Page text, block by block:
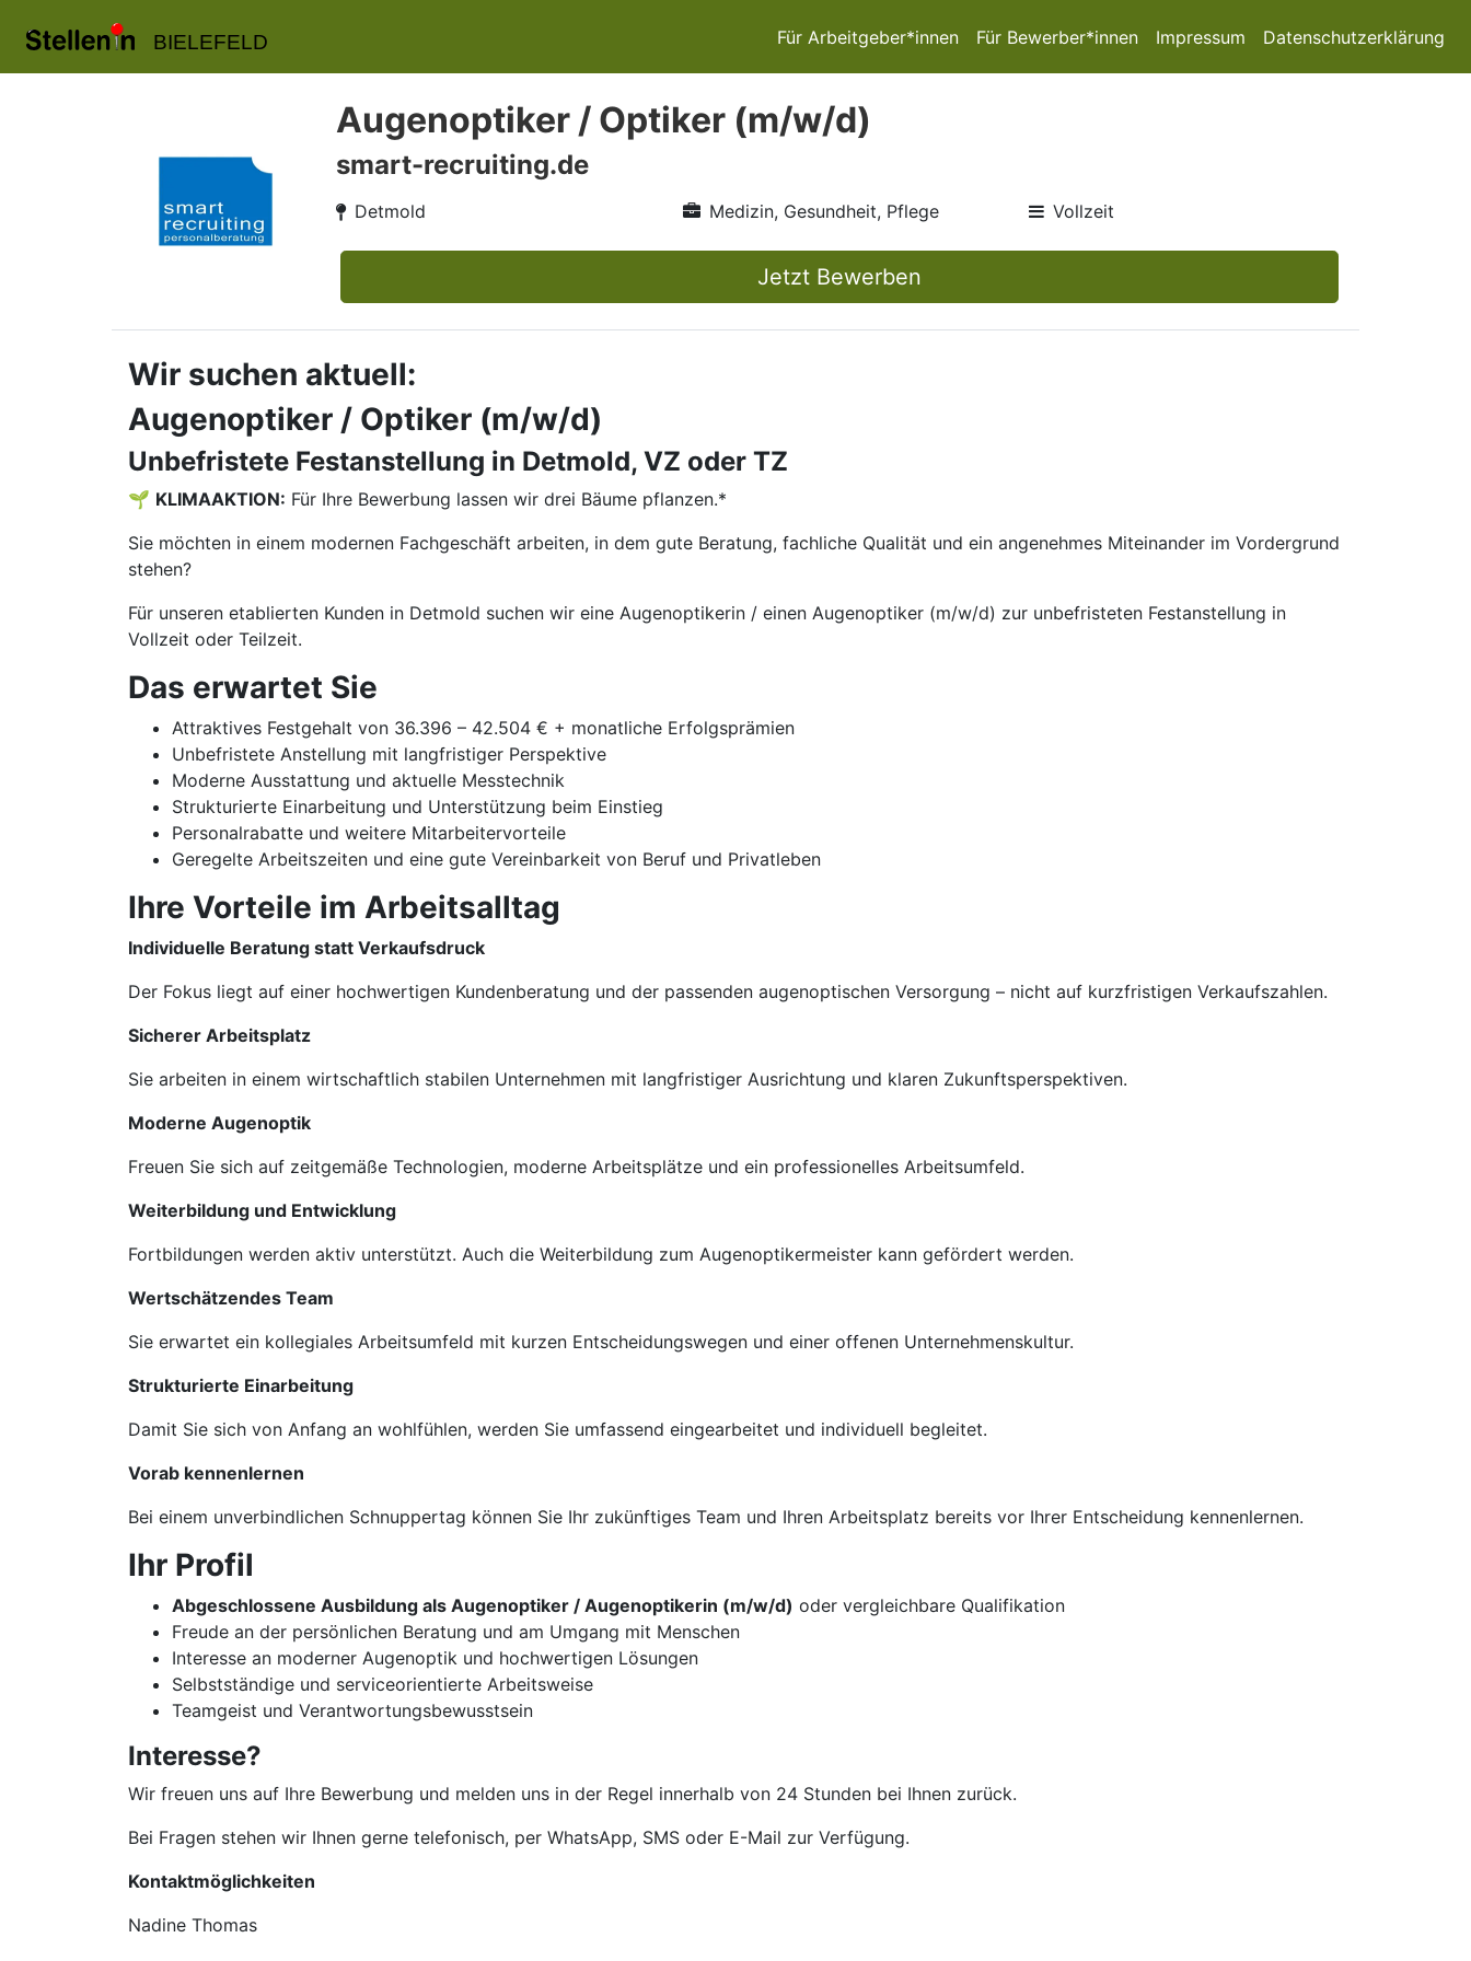
BIELEFELD Für Arbeitgeber*innen Für Bewerber*innen Impressum Datenschutzerklärung
Augenoptiker / Optiker (m/w/d)
smart-recruiting.de
Detmold Medizin, Gesundheit, Pflege Vollzeit
Jetzt Bewerben
Wir suchen aktuell:
Augenoptiker / Optiker (m/w/d)
Unbefristete Festanstellung in Detmold, VZ oder TZ
🌱 KLIMAAKTION: Für Ihre Bewerbung lassen wir drei Bäume pflanzen.*
Sie möchten in einem modernen Fachgeschäft arbeiten, in dem gute Beratung, fachliche Qualität und ein angenehmes Miteinander im Vordergrund
stehen?
Für unseren etablierten Kunden in Detmold suchen wir eine Augenoptikerin / einen Augenoptiker (m/w/d) zur unbefristeten Festanstellung in
Vollzeit oder Teilzeit.
Das erwartet Sie
Attraktives Festgehalt von 36.396 – 42.504 € + monatliche Erfolgsprämien
Unbefristete Anstellung mit langfristiger Perspektive
Moderne Ausstattung und aktuelle Messtechnik
Strukturierte Einarbeitung und Unterstützung beim Einstieg
Personalrabatte und weitere Mitarbeitervorteile
Geregelte Arbeitszeiten und eine gute Vereinbarkeit von Beruf und Privatleben
Ihre Vorteile im Arbeitsalltag
Individuelle Beratung statt Verkaufsdruck
Der Fokus liegt auf einer hochwertigen Kundenberatung und der passenden augenoptischen Versorgung – nicht auf kurzfristigen Verkaufszahlen.
Sicherer Arbeitsplatz
Sie arbeiten in einem wirtschaftlich stabilen Unternehmen mit langfristiger Ausrichtung und klaren Zukunftsperspektiven.
Moderne Augenoptik
Freuen Sie sich auf zeitgemäße Technologien, moderne Arbeitsplätze und ein professionelles Arbeitsumfeld.
Weiterbildung und Entwicklung
Fortbildungen werden aktiv unterstützt. Auch die Weiterbildung zum Augenoptikermeister kann gefördert werden.
Wertschätzendes Team
Sie erwartet ein kollegiales Arbeitsumfeld mit kurzen Entscheidungswegen und einer offenen Unternehmenskultur.
Strukturierte Einarbeitung
Damit Sie sich von Anfang an wohlfühlen, werden Sie umfassend eingearbeitet und individuell begleitet.
Vorab kennenlernen
Bei einem unverbindlichen Schnuppertag können Sie Ihr zukünftiges Team und Ihren Arbeitsplatz bereits vor Ihrer Entscheidung kennenlernen.
Ihr Profil
Abgeschlossene Ausbildung als Augenoptiker / Augenoptikerin (m/w/d) oder vergleichbare Qualifikation
Freude an der persönlichen Beratung und am Umgang mit Menschen
Interesse an moderner Augenoptik und hochwertigen Lösungen
Selbstständige und serviceorientierte Arbeitsweise
Teamgeist und Verantwortungsbewusstsein
Interesse?
Wir freuen uns auf Ihre Bewerbung und melden uns in der Regel innerhalb von 24 Stunden bei Ihnen zurück.
Bei Fragen stehen wir Ihnen gerne telefonisch, per WhatsApp, SMS oder E-Mail zur Verfügung.
Kontaktmöglichkeiten
Nadine Thomas